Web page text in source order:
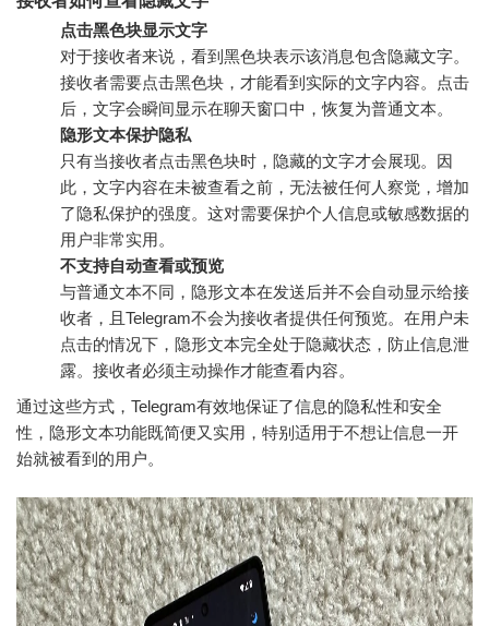
点击黑色块显示文字
对于接收者来说，看到黑色块表示该消息包含隐藏文字。
接收者需要点击黑色块，才能看到实际的文字内容。点击
后，文字会瞬间显示在聊天窗口中，恢复为普通文本。
隐形文本保护隐私
只有当接收者点击黑色块时，隐藏的文字才会展现。因
此，文字内容在未被查看之前，无法被任何人察觉，增加
了隐私保护的强度。这对需要保护个人信息或敏感数据的
用户非常实用。
不支持自动查看或预览
与普通文本不同，隐形文本在发送后并不会自动显示给接
收者，且Telegram不会为接收者提供任何预览。在用户未
点击的情况下，隐形文本完全处于隐藏状态，防止信息泄
露。接收者必须主动操作才能查看内容。
通过这些方式，Telegram有效地保证了信息的隐私性和安全
性，隐形文本功能既简便又实用，特别适用于不想让信息一开
始就被看到的用户。